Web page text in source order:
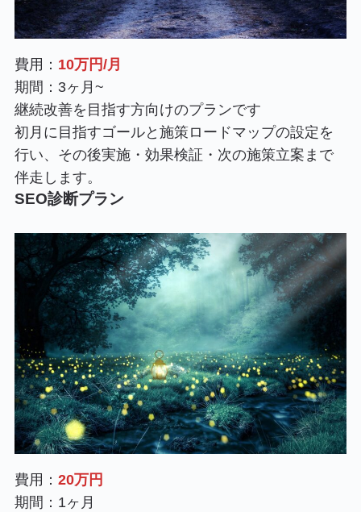
費用： 10万円/月
期間：3ヶ月~
継続改善を目指す方向けのプランです
初月に目指すゴールと施策ロードマップの設定を
行い、その後実施・効果検証・次の施策立案まで
伴走します。
SEO診断プラン
費用： 20万円
期間：1ヶ月